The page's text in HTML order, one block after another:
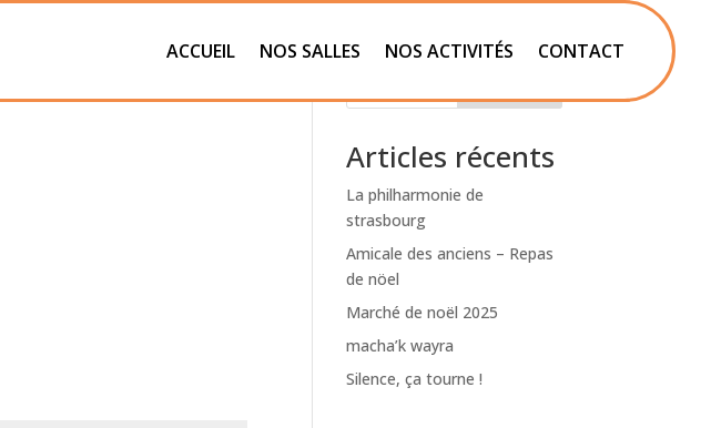
ACCUEIL NOS SALLES NOS ACTIVITÉS CONTACT
Articles récents
La philharmonie de
strasbourg
Amicale des anciens – Repas
de nöel
Marché de noël 2025
macha’k wayra
Silence, ça tourne !